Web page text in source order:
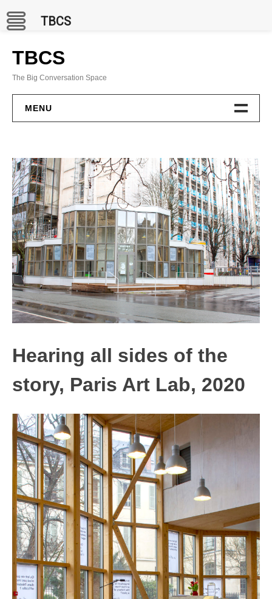
to
content
TBCS
The Big Conversation Space
MENU
BCC Channel
In Situ
Publications
GAMES
Tarot of Chance
Big Conversation Game
VIDEOS
About / Contact
CV
Hearing all sides of the
story, Paris Art Lab, 2020
TBCS